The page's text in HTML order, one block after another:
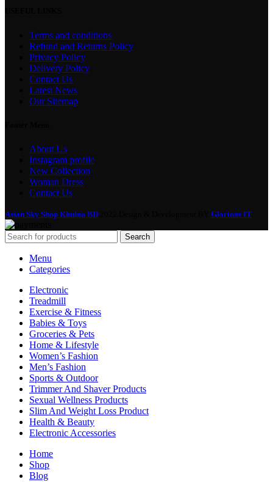
Terms and conditions
Refund and Returns Policy
Privacy Policy
Delivery Policy
Contact Us
Latest News
Our Sitemap
About Us
Instagram profile
New Collection
Woman Dress
Contact Us
Asian Sky Shop Khulna BD Glorious IT
Search
Menu
Categories
Electronic
Treadmill
Exercise & Fitness
Babies & Toys
Groceries & Pets
Home & Lifestyle
Women’s Fashion
Men’s Fashion
Sports & Outdoor
Trimmer And Shaver Products
Sexual Wellness Products
Slim And Weight Loss Product
Health & Beauty
Electronic Accessories
Home
Shop
Blog